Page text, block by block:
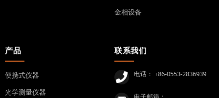
金相设备
产品
便携式仪器
光学测量仪器
联系我们
电话： +86-0553-2836939